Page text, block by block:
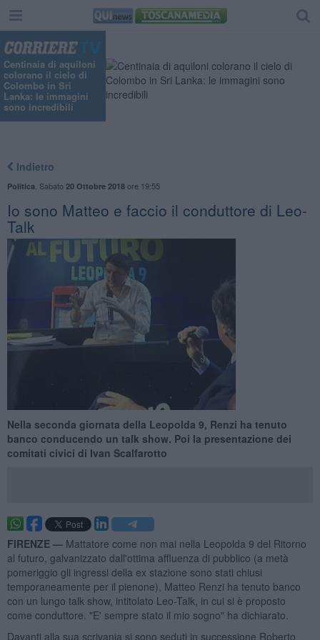
Centinaia di aquiloni
colorano il cielo di
Colombo in Sri
Lanka: le immagini
sono incredibili
Indietro
Politica Sabato 20 Ottobre 2018ore 19:55
Io sono Matteo e faccio il conduttore di Leo-
Talk
Nella seconda giornata della Leopolda 9, Renzi ha tenuto
banco conducendo un talk show. Poi la presentazione dei
comitati civici di Ivan Scalfarotto
FIRENZE — Mattatore come non mai nella Leopolda 9 del Ritorno
al futuro, galvanizzato dall'ottima affluenza di pubblico (a metà
pomeriggio gli ingressi della ex stazione sono stati chiusi
temporaneamente per il pienone), Matteo Renzi ha tenuto banco
con un lungo talk show, intitolato Leo-Talk, in cui si è proposto
come conduttore. "E' sempre stato il mio sogno" ha dichiarato.
Davanti alla sua scrivania si sono seduti in successione Roberto